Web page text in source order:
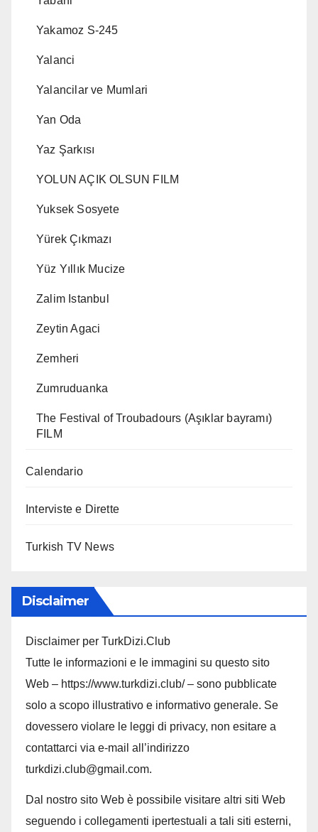
Yakamoz S-245
Yalanci
Yalancilar ve Mumlari
Yan Oda
Yaz Şarkısı
YOLUN AÇIK OLSUN FILM
Yuksek Sosyete
Yürek Çıkmazı
Yüz Yıllık Mucize
Zalim Istanbul
Zeytin Agaci
Zemheri
Zumruduanka
The Festival of Troubadours (Aşıklar bayramı)
FILM
Calendario
Interviste e Dirette
Turkish TV News
Disclaimer
Disclaimer per TurkDizi.Club
Tutte le informazioni e le immagini su questo sito
Web – https://www.turkdizi.club/ – sono pubblicate
solo a scopo illustrativo e informativo generale. Se
dovessero violare le leggi di privacy, non esitare a
contattarci via e-mail all’indirizzo
turkdizi.club@gmail.com.
Dal nostro sito Web è possibile visitare altri siti Web
seguendo i collegamenti ipertestuali a tali siti esterni,